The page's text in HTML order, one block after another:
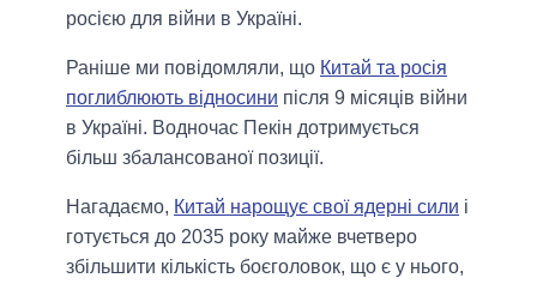
росією для війни в Україні.
Раніше ми повідомляли, що Китай та росія
поглиблюють відносини після 9 місяців війни
в Україні. Водночас Пекін дотримується
більш збалансованої позиції.
Нагадаємо, Китай нарощує свої ядерні сили і
готується до 2035 року майже вчетверо
збільшити кількість боєголовок, що є у нього,